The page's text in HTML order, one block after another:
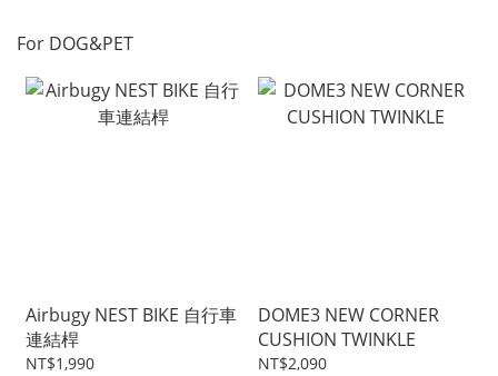
For DOG&PET
Airbugy NEST BIKE 自行車
連結桿
NT$1,990
DOME3 NEW CORNER
CUSHION TWINKLE
NT$2,090